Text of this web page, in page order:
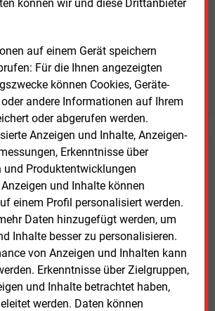
können wir und diese Drittanbieter
auf einem Gerät speichern
Für die Ihnen angezeigten
können Cookies, Geräte-
andere Informationen auf Ihrem
oder abgerufen werden.
Anzeigen und Inhalte, Anzeigen-
Erkenntnisse über
und Produktentwicklungen
und Inhalte können
einem Profil personalisiert werden.
Daten hinzugefügt werden, um
Inhalte besser zu personalisieren.
von Anzeigen und Inhalten kann
Erkenntnisse über Zielgruppen,
und Inhalte betrachtet haben,
werden. Daten können
KAUFEN
kostenlos und
kostenfreier Zugang
aktualisierte Nachrichten mit
Marktdaten
E&M daily
der Zeitung E&M
Verlängerung